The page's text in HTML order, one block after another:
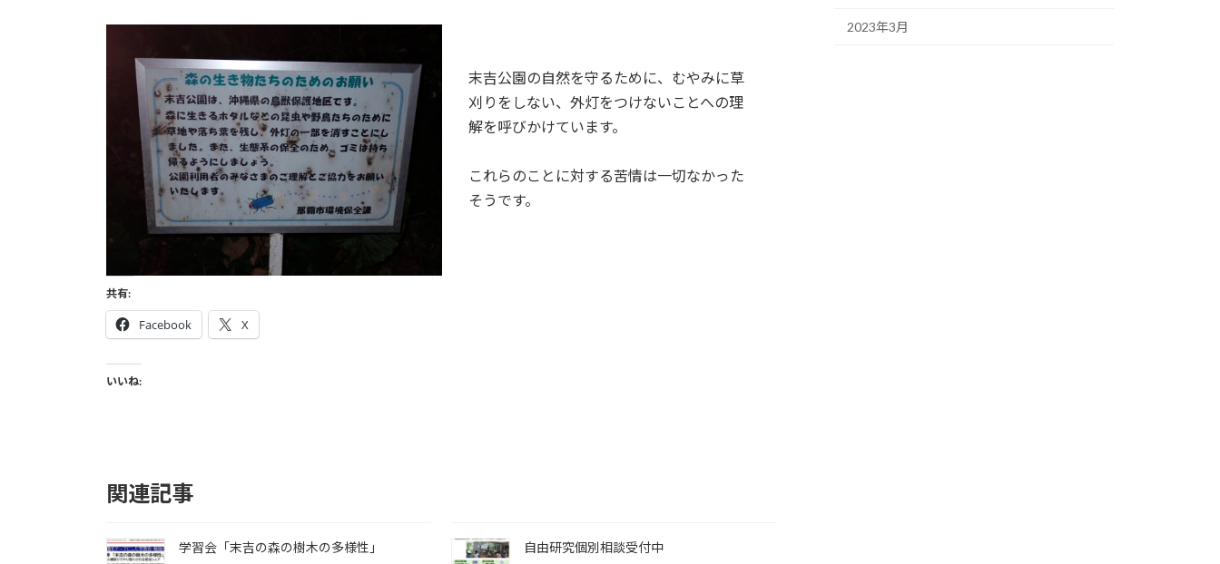
末吉公園の自然を守るために、むやみに草
刈りをしない、外灯をつけないことへの理
解を呼びかけています。
これらのことに対する苦情は一切なかった
そうです。
共有:
Facebook X
いいね:
関連記事
学習会「末吉の森の樹木の多様性」 自由研究個別相談受付中
2023年3月